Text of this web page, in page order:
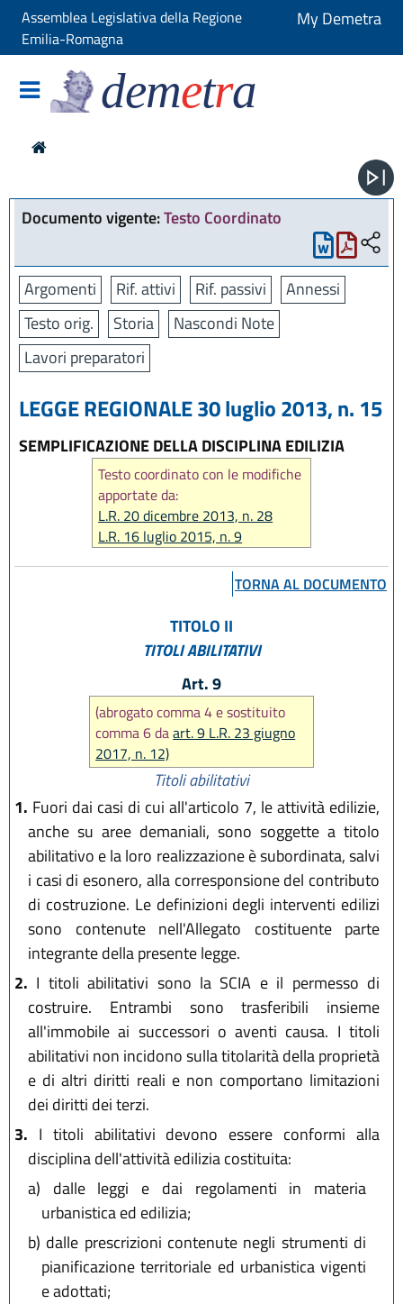
Assemblea Legislativa della Regione
Emilia-Romagna
My Demetra
demetra
Documento vigente:Testo Coordinato
Argomenti Rif. attivi Rif. passivi
Annessi
Testo orig.
Storia
Nascondi Note
Lavori preparatori
LEGGE REGIONALE 30 luglio 2013, n. 15
SEMPLIFICAZIONE DELLA DISCIPLINA EDILIZIA
Testo coordinato con le modifiche
apportate da:
L.R. 20 dicembre 2013, n. 28
L.R. 16 luglio 2015, n. 9
L.R. 21 dicembre 2017, n. 24
L.R. 29 dicembre 2020, n. 14
L.R. 20 maggio 2021, n. 5
L.R. 3 agosto 2022, n. 11
L.R. 13 aprile 2023, n. 3
L.R. 12 luglio 2023, n. 7
L.R. 28 dicembre 2023, n. 17
L.R. 14 giugno 2024, n. 7
L.R. 31 marzo 2025, n. 2
L.R. 25 luglio 2025, n. 5
L.R. 29 dicembre 2025, n. 11
TORNA AL DOCUMENTO
TITOLO II
TITOLI ABILITATIVI
Art. 9
(abrogato comma 4 e sostituito
comma 6 daart. 9 L.R. 23 giugno
2017, n. 12)
Titoli abilitativi
1. Fuori dai casi di cui all'articolo 7, le attività edilizie,
anche su aree demaniali, sono soggette a titolo
abilitativo e la loro realizzazione è subordinata, salvi
i casi di esonero, alla corresponsione del contributo
di costruzione. Le definizioni degli interventi edilizi
sono contenute nell'Allegato costituente parte
integrante della presente legge.
2. I titoli abilitativi sono la SCIA e il permesso di
costruire. Entrambi sono trasferibili insieme
all'immobile ai successori o aventi causa. I titoli
abilitativi non incidono sulla titolarità della proprietà
e di altri diritti reali e non comportano limitazioni
dei diritti dei terzi.
3. I titoli abilitativi devono essere conformi alla
disciplina dell'attività edilizia costituita:
a) dalle leggi e dai regolamenti in materia
urbanistica ed edilizia;
b) dalle prescrizioni contenute negli strumenti di
pianificazione territoriale ed urbanistica vigenti
e adottati;